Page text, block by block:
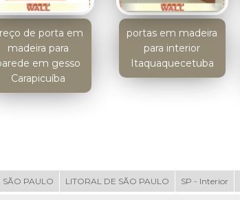
de porta em
madeira para
em gesso
Carapicuíba
portas em madeira
para interior
Itaquaquecetuba
SÃO PAULO LITORAL DE SÃO PAULO SP - Interior